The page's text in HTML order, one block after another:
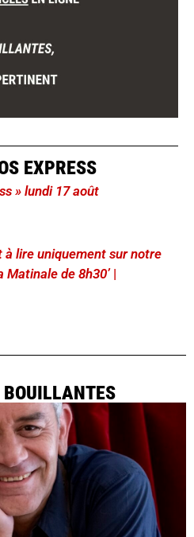
EXPRESS
» lundi 17 août
à lire uniquement sur notre
Matinale de 8h30’ |
BOUILLANTES